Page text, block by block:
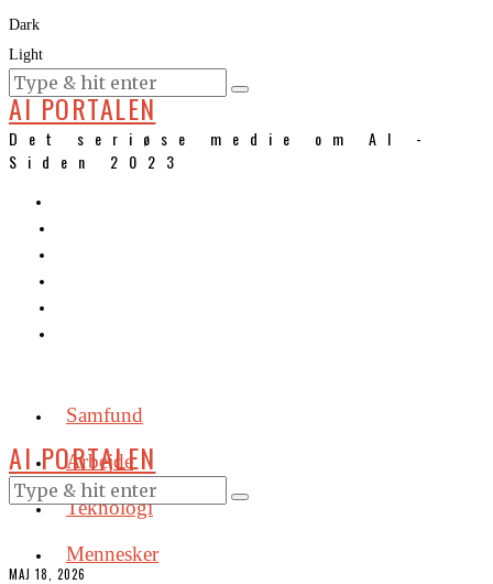
Dark
Light
KURSER
AI PORTALEN
Det seriøse medie om AI -
Siden 2023
Samfund
Arbejde
Teknologi
Mennesker
AI PORTALEN
MAJ 18, 2026